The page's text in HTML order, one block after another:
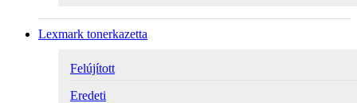
Lexmark tonerkazetta
Felújított
Eredeti